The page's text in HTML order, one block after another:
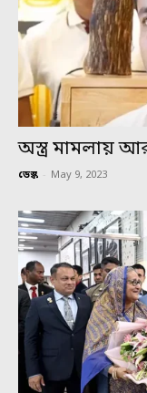
অস্ত্র মামলায়
ডেস্ক - May 9, 2023